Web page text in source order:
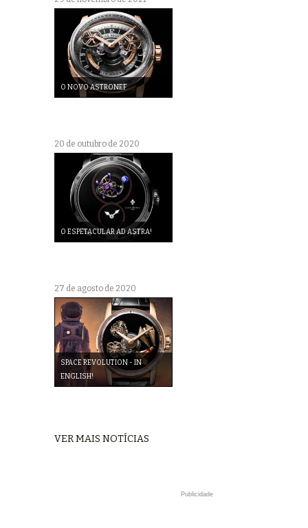
O NOVO ASTRONEF
20 de outubro de 2020
O ESPETACULAR AD ASTRA!
27 de agosto de 2020
SPACE REVOLUTION - IN
ENGLISH!
VER MAIS NOTÍCIAS
Publicidade